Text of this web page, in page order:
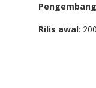
Pengembang
Rilis awal: